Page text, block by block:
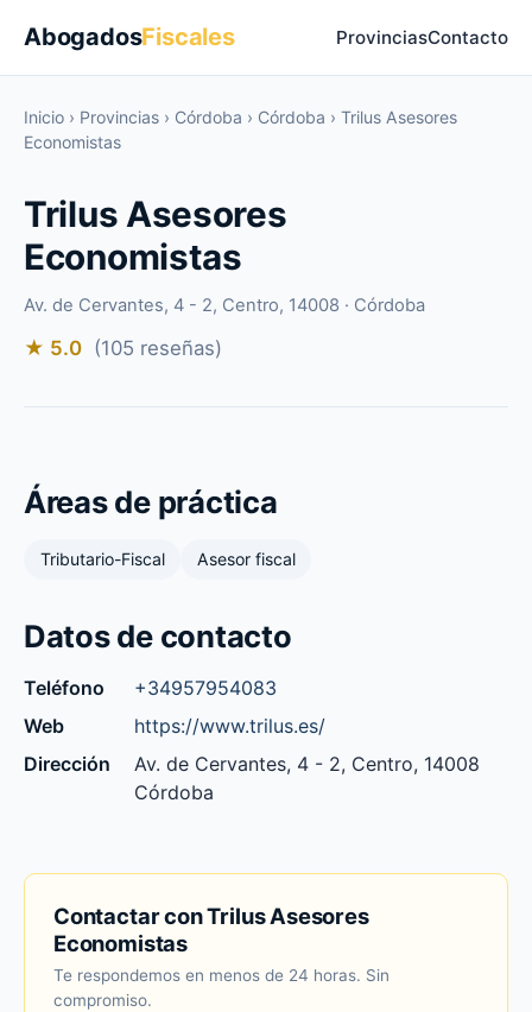
AbogadosFiscales ProvinciasContacto
Inicio › Provincias › Córdoba › Córdoba › Trilus Asesores
Economistas
Trilus Asesores
Economistas
Av. de Cervantes, 4 - 2, Centro, 14008 · Córdoba
★ 5.0 (105 reseñas)
Áreas de práctica
Tributario-Fiscal Asesor fiscal
Datos de contacto
Teléfono
+34957954083
Web
https://www.trilus.es/
Dirección
Av. de Cervantes, 4 - 2, Centro, 14008
Córdoba
Contactar con Trilus Asesores
Economistas
Te respondemos en menos de 24 horas. Sin
compromiso.